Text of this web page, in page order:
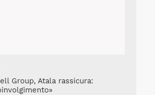
Group, Atala rassicura: